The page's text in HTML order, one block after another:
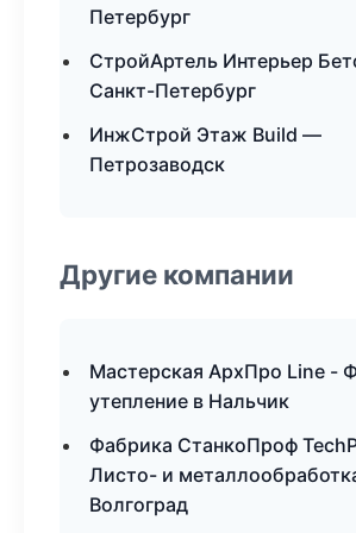
Петербург
СтройАртель Интерьер
Санкт-Петербург
ИнжСтрой Этаж Build —
Петрозаводск
Другие компании
Мастерская АрхПро Line -
утепление в Нальчик
Фабрика СтанкоПроф
Листо- и
Волгоград